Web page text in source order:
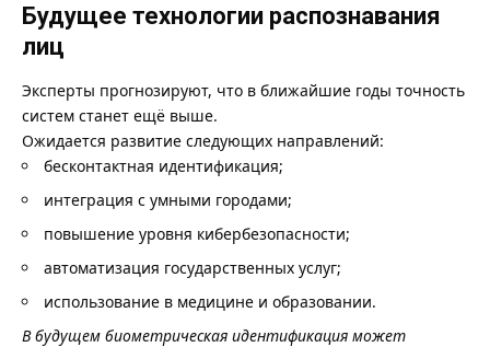
Будущее технологии распознавания
лиц
Эксперты прогнозируют, что в ближайшие годы точность
систем станет ещё выше.
Ожидается развитие следующих направлений:
бесконтактная идентификация;
интеграция с умными городами;
повышение уровня кибербезопасности;
автоматизация государственных услуг;
использование в медицине и образовании.
В будущем биометрическая идентификация может